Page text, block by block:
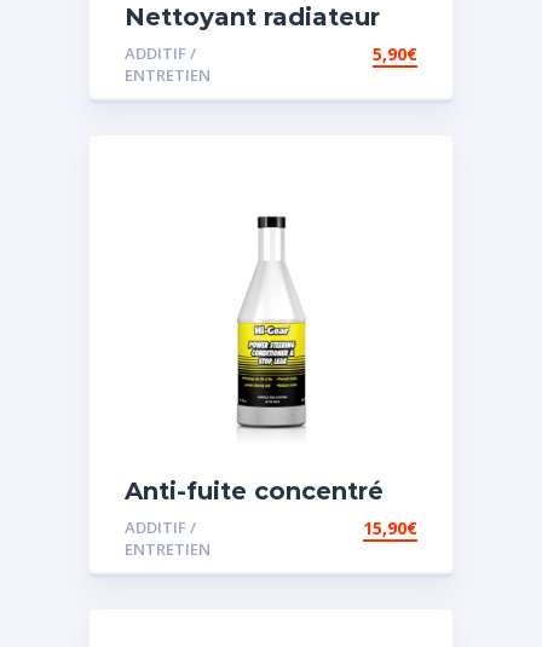
Nettoyant radiateur
ADDITIF /
ENTRETIEN
5,90€
Anti-fuite concentré
pour direction
assistée
ADDITIF /
ENTRETIEN
15,90€